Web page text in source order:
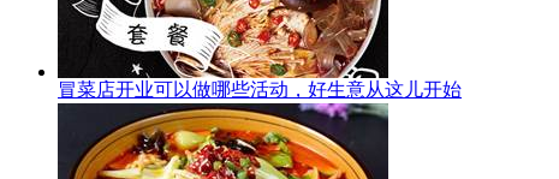
冒菜店开业可以做哪些活动，好生意从这儿开始